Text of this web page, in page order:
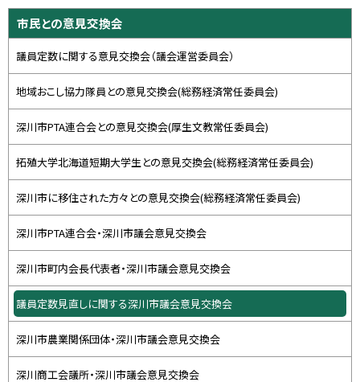
プ
に
サ
イ
ド
メ
ニ
ュ
ー
市民との意見交換会
議員定数に関する意見交換会（議会運営委員会）
地域おこし協力隊員との意見交換会(総務経済常任委員会)
深川市PTA連合会との意見交換会(厚生文教常任委員会)
拓殖大学北海道短期大学生との意見交換会(総務経済常任委員会)
深川市に移住された方々との意見交換会(総務経済常任委員会)
深川市PTA連合会・深川市議会意見交換会
深川市町内会長代表者・深川市議会意見交換会
議員定数見直しに関する深川市議会意見交換会
深川市農業関係団体・深川市議会意見交換会
深川商工会議所・深川市議会意見交換会